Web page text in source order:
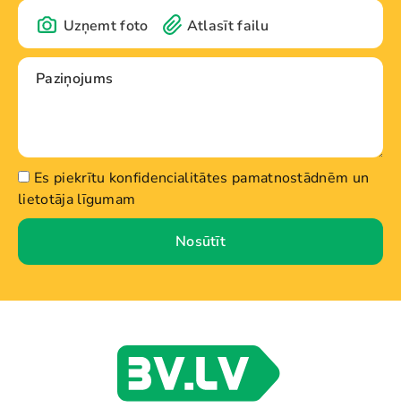
Uzņemt foto Atlasīt failu
Es piekrītu konfidencialitātes pamatnostādnēm un
lietotāja līgumam
Nosūtīt